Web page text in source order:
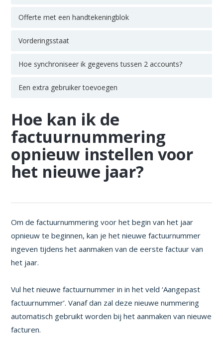
Offerte met een handtekeningblok
Vorderingsstaat
Hoe synchroniseer ik gegevens tussen 2 accounts?
Een extra gebruiker toevoegen
Hoe kan ik de
factuurnummering
opnieuw instellen voor
het nieuwe jaar?
Om de factuurnummering voor het begin van het jaar
opnieuw te beginnen, kan je het nieuwe factuurnummer
ingeven tijdens het aanmaken van de eerste factuur van
het jaar.
Vul het nieuwe factuurnummer in in het veld ‘Aangepast
factuurnummer’. Vanaf dan zal deze nieuwe nummering
automatisch gebruikt worden bij het aanmaken van nieuwe
facturen.